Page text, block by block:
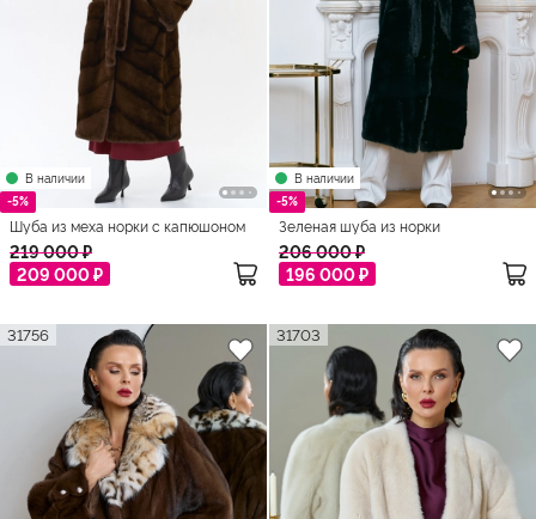
В наличии
-5%
Шуба из меха норки с капюшоном
219 000 ₽
209 000 ₽
В наличии
-5%
Зеленая шуба из норки
206 000 ₽
196 000 ₽
31756 31703